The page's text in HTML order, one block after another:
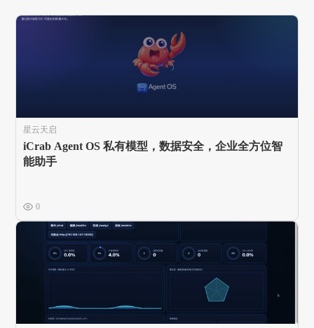
星云天启
iCrab Agent OS 私有模型，数据安全，企业全方位智
能助手
0